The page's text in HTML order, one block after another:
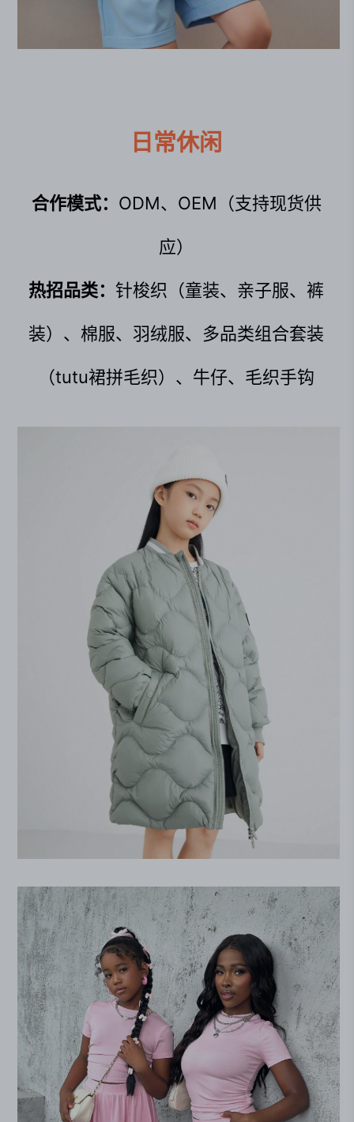
日常休闲
合作模式： ODM、OEM（支持现货供
应）
热招品类： 针梭织（童装、亲子服、裤
装）、棉服、羽绒服、多品类组合套装
（tutu裙拼毛织）、牛仔、毛织手钩